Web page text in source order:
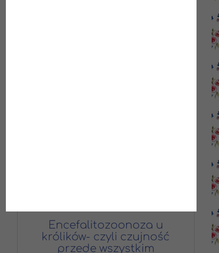
Encefalitozoonoza u
królików- czyli czujność
przede wszystkim